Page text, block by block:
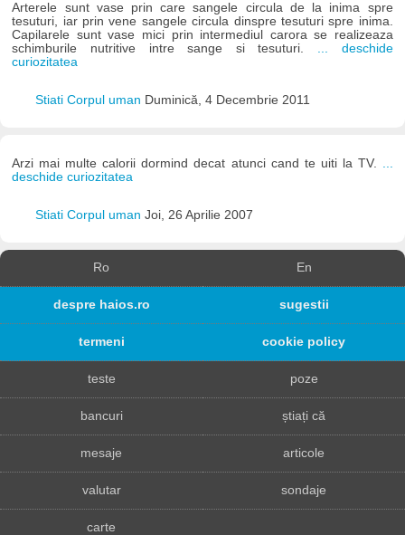
Arterele sunt vase prin care sangele circula de la inima spre
tesuturi, iar prin vene sangele circula dinspre tesuturi spre inima.
Capilarele sunt vase mici prin intermediul carora se realizeaza
schimburile nutritive intre sange si tesuturi. ... deschide
curiozitatea
Stiati Corpul uman Duminică, 4 Decembrie 2011
Arzi mai multe calorii dormind decat atunci cand te uiti la TV.
deschide curiozitatea
Stiati Corpul uman Joi, 26 Aprilie 2007
Ro En
despre haios.ro sugestii
termeni cookie policy
teste poze
bancuri știați că
mesaje articole
valutar sondaje
carte